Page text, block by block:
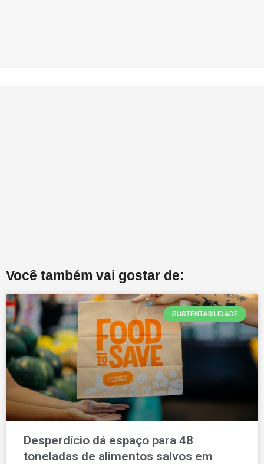
Você também vai gostar de:
SUSTENTABILIDADE
Desperdício dá espaço para 48
toneladas de alimentos salvos em